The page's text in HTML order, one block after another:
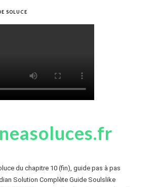
SOLUCE
du chapitre 10 (fin), guide pas à pas
Solution Complète Guide Soulslike